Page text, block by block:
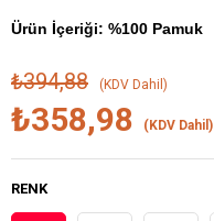
Ürün İçeriği: %100 Pamuk
₺394,88 (KDV Dahil)
₺358,98 (KDV Dahil)
RENK